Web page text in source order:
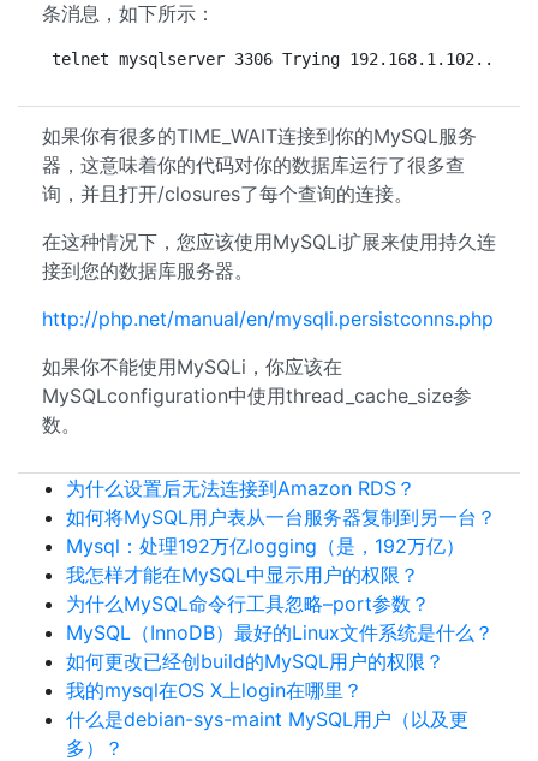
条消息，如下所示：
telnet mysqlserver 3306 Trying 192.168.1.102...
如果你有很多的TIME_WAIT连接到你的MySQL服务
器，这意味着你的代码对你的数据库运行了很多查
询，并且打开/closures了每个查询的连接。
在这种情况下，您应该使用MySQLi扩展来使用持久连
接到您的数据库服务器。
http://php.net/manual/en/mysqli.persistconns.php
如果你不能使用MySQLi，你应该在
MySQLconfiguration中使用thread_cache_size参
数。
为什么设置后无法连接到Amazon RDS？
如何将MySQL用户表从一台服务器复制到另一台？
Mysql：处理192万亿logging（是，192万亿）
我怎样才能在MySQL中显示用户的权限？
为什么MySQL命令行工具忽略–port参数？
MySQL（InnoDB）最好的Linux文件系统是什么？
如何更改已经创build的MySQL用户的权限？
我的mysql在OS X上login在哪里？
什么是debian-sys-maint MySQL用户（以及更
多）？